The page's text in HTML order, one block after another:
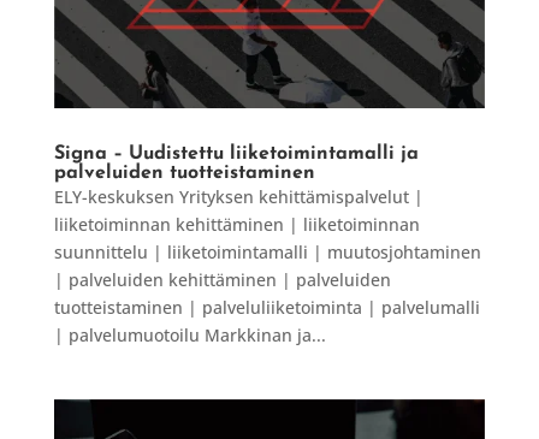
Signa – Uudistettu liiketoimintamalli ja
palveluiden tuotteistaminen
ELY-keskuksen Yrityksen kehittämispalvelut |
liiketoiminnan kehittäminen | liiketoiminnan
suunnittelu | liiketoimintamalli | muutosjohtaminen
| palveluiden kehittäminen | palveluiden
tuotteistaminen | palveluliiketoiminta | palvelumalli
| palvelumuotoilu Markkinan ja...